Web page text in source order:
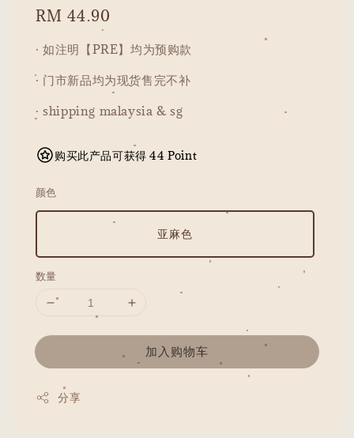
Regular
RM 44.90
· 如注明【PRE】均为预购款
· 门市新品均为现货售完不补
· shipping malaysia & sg
购买此产品可获得 44 Point
颜色
亚麻色
数量
加入购物车
分享